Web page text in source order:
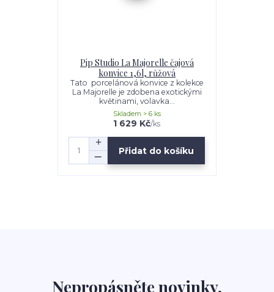
Pip Studio La Majorelle čajová
konvice 1,6l, růžová
Tato porcelánová konvice z kolekce
La Majorelle je zdobena exotickými
květinami, volavka...
1 629 Kč/ks
Skladem > 6 ks
Přidat do košíku
Nepropásněte novinky,